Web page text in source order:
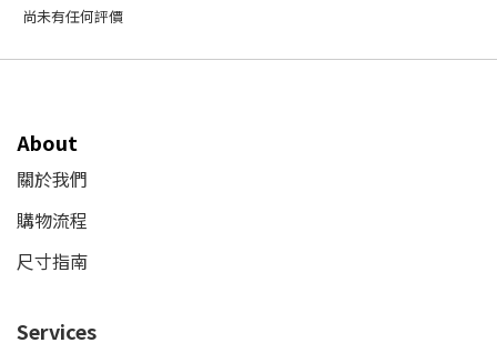
尚未有任何評價
About
關於我們
購物流程
尺寸指南
Services